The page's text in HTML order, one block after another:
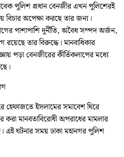
পুলিশ প্রধান বেনজীর এখন পুলিশেরই
বিচার অপেক্ষা করছে তার জন্য।
পাশাপাশি দুর্নীতি, অবৈধ সম্পদ অর্জন,
তার বিরুদ্ধে। মানবাধিকার
পড়া বেনজীরের কীর্তিকলাপের মধ্যে
হেফাজতে ইসলামের সমাবেশ ঘিরে
করা মানবতাবিরোধী অপরাধের মামলার
ঘটনার সময় ঢাকা মহানগর পুলিশ